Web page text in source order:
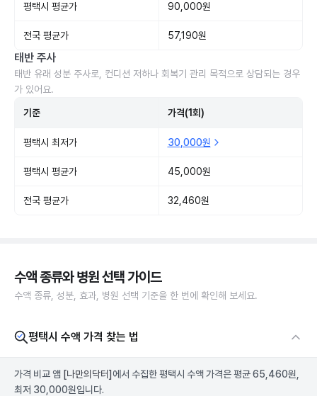
평택시 평균가 90,000원
전국 평균가 57,190원
태반 주사
태반 유래 성분 주사로, 컨디션 저하나 회복기 관리 목적으로 상담되는 경우
가 있어요.
기준 가격(1회)
평택시 최저가 30,000원
평택시 평균가 45,000원
전국 평균가 32,460원
수액 종류와 병원 선택 가이드
수액 종류, 성분, 효과, 병원 선택 기준을 한 번에 확인해 보세요.
평택시 수액 가격 찾는 법
가격 비교 앱 [나만의닥터] 에서 수집한 평택시 수액 가격은 평균 65,460원,
최저 30,000원입니다.